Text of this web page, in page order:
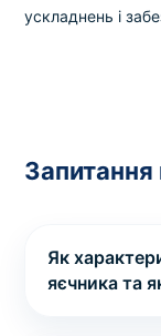
ускладнень і
Запитання
Як
яєчника та